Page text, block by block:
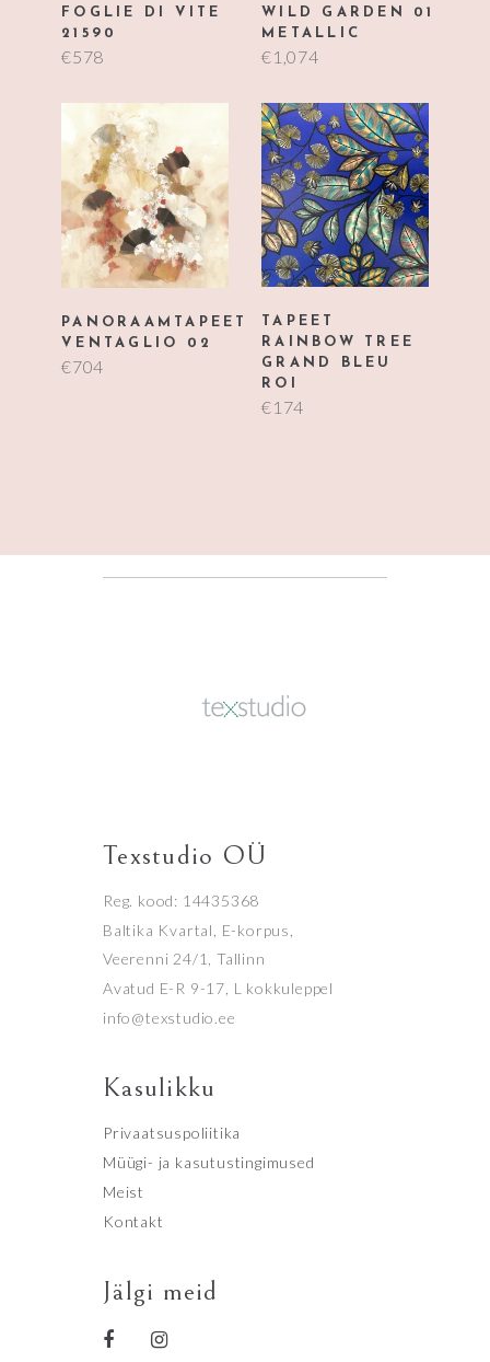
FOGLIE DI VITE
21590
€578
WILD GARDEN 01
METALLIC
€1,074
PANORAAMTAPEET
VENTAGLIO 02
€704
TAPEET
RAINBOW TREE
GRAND BLEU
ROI
€174
Texstudio OÜ
Reg. kood: 14435368
Baltika Kvartal, E-korpus,
Veerenni 24/1, Tallinn
Avatud E-R 9-17, L kokkuleppel
info@texstudio.ee
Kasulikku
Privaatsuspoliitika
Müügi- ja kasutustingimused
Meist
Kontakt
Jälgi meid